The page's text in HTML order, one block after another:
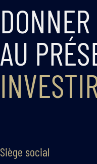
AU
Siège social